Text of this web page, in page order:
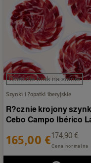
Obecnie brak na stanie
Szynki i ?opatki iberyjskie
R?cznie krojony
Cebo Campo Ibérico
165,00 €174,90 €
Cena normalna